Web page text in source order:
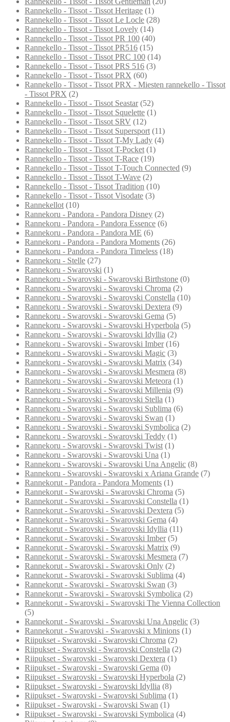
Rannekello - Tissot - Tissot Heritage (1)
Rannekello - Tissot - Tissot Le Locle (28)
Rannekello - Tissot - Tissot Lovely (14)
Rannekello - Tissot - Tissot PR 100 (40)
Rannekello - Tissot - Tissot PR516 (15)
Rannekello - Tissot - Tissot PRC 100 (14)
Rannekello - Tissot - Tissot PRS 516 (3)
Rannekello - Tissot - Tissot PRX (60)
Rannekello - Tissot - Tissot PRX - Miesten rannekello - Tissot
- Tissot PRX (2)
Rannekello - Tissot - Tissot Seastar (52)
Rannekello - Tissot - Tissot Squelette (1)
Rannekello - Tissot - Tissot SRV (12)
Rannekello - Tissot - Tissot Supersport (11)
Rannekello - Tissot - Tissot T-My Lady (4)
Rannekello - Tissot - Tissot T-Pocket (1)
Rannekello - Tissot - Tissot T-Race (19)
Rannekello - Tissot - Tissot T-Touch Connected (9)
Rannekello - Tissot - Tissot T-Wave (2)
Rannekello - Tissot - Tissot Tradition (10)
Rannekello - Tissot - Tissot Visodate (3)
Rannekellot (10)
Rannekoru - Pandora - Pandora Disney (2)
Rannekoru - Pandora - Pandora Essence (6)
Rannekoru - Pandora - Pandora ME (6)
Rannekoru - Pandora - Pandora Moments (26)
Rannekoru - Pandora - Pandora Timeless (18)
Rannekoru - Stelle (27)
Rannekoru - Swarovski (1)
Rannekoru - Swarovski - Swarovski Birthstone (0)
Rannekoru - Swarovski - Swarovski Chroma (2)
Rannekoru - Swarovski - Swarovski Constella (10)
Rannekoru - Swarovski - Swarovski Dextera (9)
Rannekoru - Swarovski - Swarovski Gema (5)
Rannekoru - Swarovski - Swarovski Hyperbola (5)
Rannekoru - Swarovski - Swarovski Idyllia (2)
Rannekoru - Swarovski - Swarovski Imber (16)
Rannekoru - Swarovski - Swarovski Magic (3)
Rannekoru - Swarovski - Swarovski Matrix (34)
Rannekoru - Swarovski - Swarovski Mesmera (8)
Rannekoru - Swarovski - Swarovski Meteora (1)
Rannekoru - Swarovski - Swarovski Millenia (9)
Rannekoru - Swarovski - Swarovski Stella (1)
Rannekoru - Swarovski - Swarovski Sublima (6)
Rannekoru - Swarovski - Swarovski Swan (1)
Rannekoru - Swarovski - Swarovski Symbolica (2)
Rannekoru - Swarovski - Swarovski Teddy (1)
Rannekoru - Swarovski - Swarovski Twist (1)
Rannekoru - Swarovski - Swarovski Una (1)
Rannekoru - Swarovski - Swarovski Una Angelic (8)
Rannekoru - Swarovski - Swarovski x Ariana Grande (7)
Rannekorut - Pandora - Pandora Moments (1)
Rannekorut - Swarovski - Swarovski Chroma (5)
Rannekorut - Swarovski - Swarovski Constella (1)
Rannekorut - Swarovski - Swarovski Dextera (5)
Rannekorut - Swarovski - Swarovski Gema (4)
Rannekorut - Swarovski - Swarovski Idyllia (11)
Rannekorut - Swarovski - Swarovski Imber (5)
Rannekorut - Swarovski - Swarovski Matrix (9)
Rannekorut - Swarovski - Swarovski Mesmera (7)
Rannekorut - Swarovski - Swarovski Only (2)
Rannekorut - Swarovski - Swarovski Sublima (4)
Rannekorut - Swarovski - Swarovski Swan (3)
Rannekorut - Swarovski - Swarovski Symbolica (2)
Rannekorut - Swarovski - Swarovski The Vienna Collection
(5)
Rannekorut - Swarovski - Swarovski Una Angelic (3)
Rannekorut - Swarovski - Swarovski x Minions (1)
Riipukset - Swarovski - Swarovski Chroma (2)
Riipukset - Swarovski - Swarovski Constella (2)
Riipukset - Swarovski - Swarovski Dextera (1)
Riipukset - Swarovski - Swarovski Gema (0)
Riipukset - Swarovski - Swarovski Hyperbola (2)
Riipukset - Swarovski - Swarovski Idyllia (8)
Riipukset - Swarovski - Swarovski Sublima (1)
Riipukset - Swarovski - Swarovski Swan (1)
Riipukset - Swarovski - Swarovski Symbolica (4)